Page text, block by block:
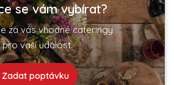
se vám vybírat?
za vás vhodné cateringy
pro vaší událost.
Zadat poptávku